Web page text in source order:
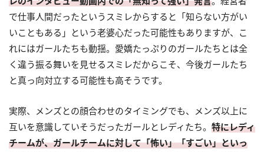
で仕事人間だったというスミレからすると「知らない方がい
いこともある」という老婆心だった可能性もありますが、こ
れにはガールたちも動揺。愛嬌たっぷりのガールたちとは全
く違う振る舞いを見せるスミレだからこそ、今後ガールたち
と真っ向対立する可能性も高そうです。
実際、メンズとの顔合わせのタイミングでも、メンズ以上に
互いを意識していそうだったガールとレディたち。 特にレディ
チームが、ガールチームに対して「怖い」「すごい」といっ